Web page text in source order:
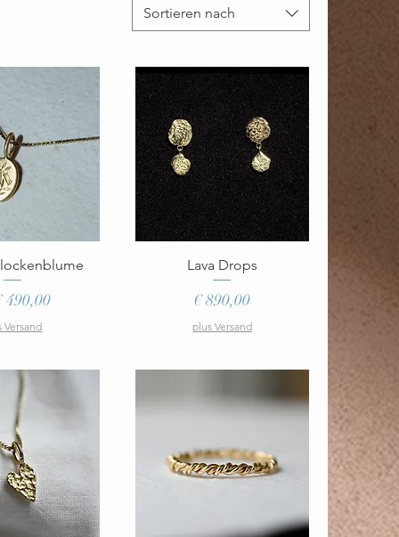
Sortieren nach
490,00
Preis
Versand
Schnellansicht
Lava Drops
Preis
€ 890,00
plus Versand